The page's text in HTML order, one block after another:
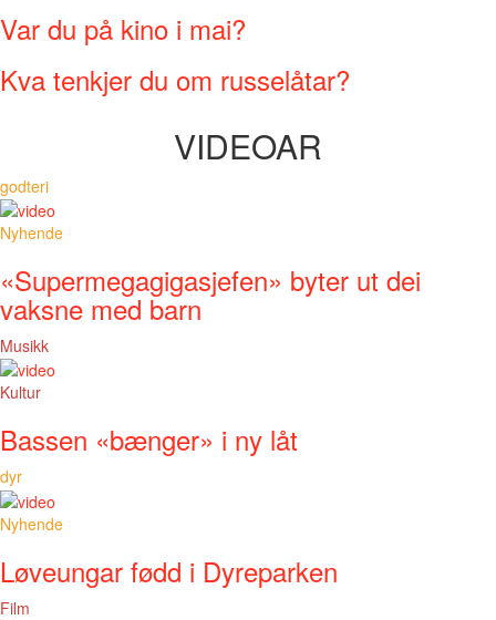
Var du på kino i mai?
Kva tenkjer du om russelåtar?
VIDEOAR
godteri
Nyhende
«Supermegagigasjefen» byter ut dei
vaksne med barn
Musikk
Kultur
Bassen «bænger» i ny låt
dyr
Nyhende
Løveungar fødd i Dyreparken
Film